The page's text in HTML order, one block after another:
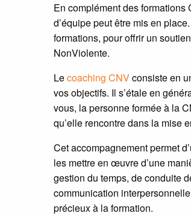
En complément des
d’équipe peut être mis en
formations, pour offrir un
NonViolente.
Lecoaching CNVconsiste en
vos objectifs. Il s’étale en
vous, la personne formée à la
qu’elle rencontre dans la mise
Cet accompagnement permet
les mettre en œuvre d’une
gestion du temps, de conduite
communication
précieux à la formation.